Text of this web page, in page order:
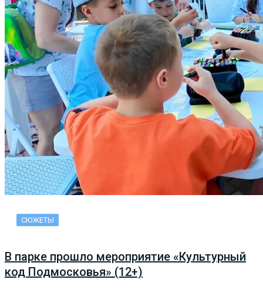
СЮЖЕТЫ
В парке прошло мероприятие «Культурный
код Подмосковья» (12+)